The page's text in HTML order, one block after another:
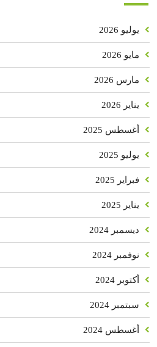
يوليو 2026
مايو 2026
مارس 2026
يناير 2026
أغسطس 2025
يوليو 2025
فبراير 2025
يناير 2025
ديسمبر 2024
نوفمبر 2024
أكتوبر 2024
سبتمبر 2024
أغسطس 2024